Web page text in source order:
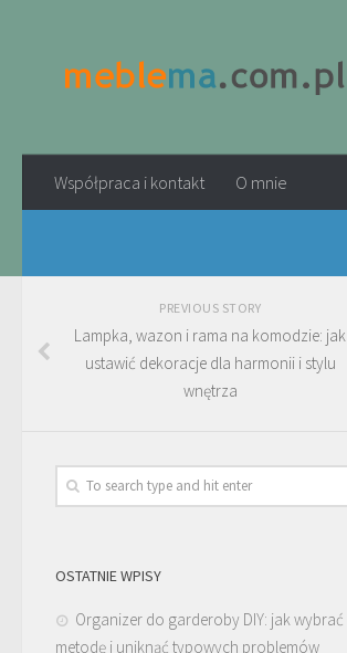
Współpraca i kontakt O mnie
PREVIOUS STORY
Lampka, wazon i rama na komodzie: jak
ustawić dekoracje dla harmonii i stylu
wnętrza
OSTATNIE WPISY
Organizer do garderoby DIY: jak wybrać
metodę i uniknąć typowych problemów